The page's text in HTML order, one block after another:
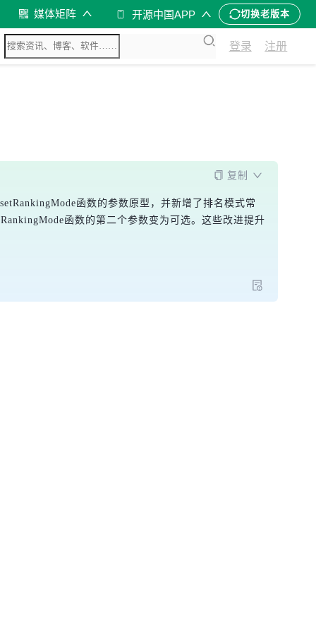
媒体矩阵 开源中国APP 切换老版本
登录 注册
复制
函数的参数原型，并新增了排名模式常
函数的第二个参数变为可选。这些改进提升